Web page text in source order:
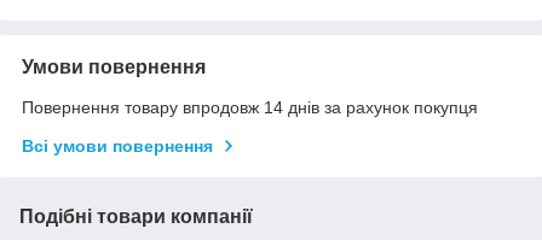
Умови повернення
Повернення товару впродовж 14 днів за рахунок покупця
Всі умови повернення
Подібні товари компанії